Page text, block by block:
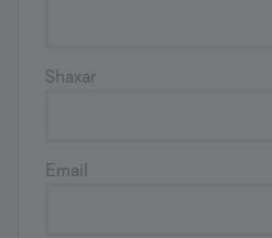
Shaxar
Email